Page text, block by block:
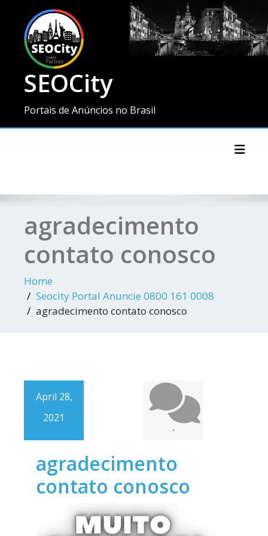
SEOCity
Portais de Anúncios no Brasil
agradecimento
contato conosco
Home
Seocity Portal Anuncie 0800 161 0008
agradecimento contato conosco
April 28,
2021
-
agradecimento
contato conosco